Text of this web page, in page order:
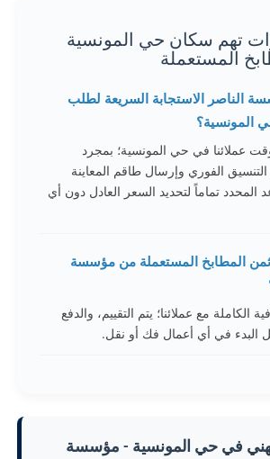
تهم سكان حي المونسية
المستعملة
الناصر الاستجابة السريعة لطلب
المونسية؟
عملائنا في حي المونسية؛ بمجرد
الفوري وإرسال طاقم المعاينة
المحدد تماماً لتحديد السعر العادل دون أي
المطابخ المستعملة من مؤسسة
الكاملة مع عملائنا؛ يتم التقييم، والدفع
البدء في أي أعمال فك أو نقل.
في حي المونسية - مؤسسة